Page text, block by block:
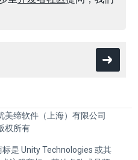
美缔软件（上海）有限公司
权所有
是 Unity Technologies 或其